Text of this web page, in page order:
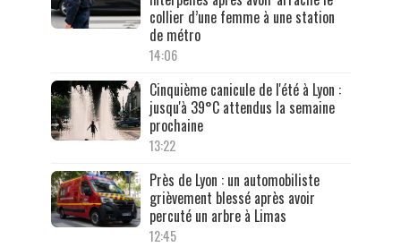
collier d’une femme à une station
de métro
14:06
Cinquième canicule de l'été à Lyon :
jusqu'à 39°C attendus la semaine
prochaine
13:22
Près de Lyon : un automobiliste
grièvement blessé après avoir
percuté un arbre à Limas
12:45